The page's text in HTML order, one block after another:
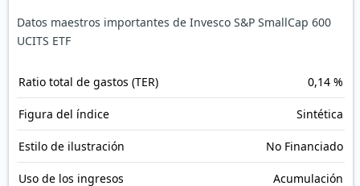
Datos maestros importantes de Invesco S&P SmallCap 600
UCITS ETF
Ratio total de gastos (TER) 0,14 %
Figura del índice Sintética
Estilo de ilustración No Financiado
Uso de los ingresos Acumulación